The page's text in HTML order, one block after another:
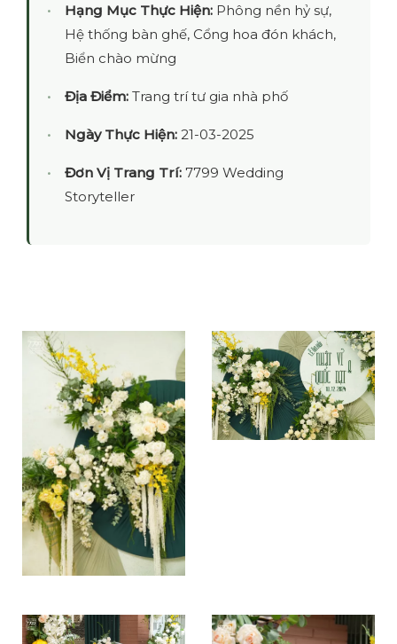
Hạng Mục Thực Hiện: Phông nền hỷ sự,
Hệ thống bàn ghế, Cổng hoa đón khách,
Biển chào mừng
Địa Điểm: Trang trí tư gia nhà phố
Ngày Thực Hiện: 21-03-2025
Đơn Vị Trang Trí: 7799 Wedding
Storyteller